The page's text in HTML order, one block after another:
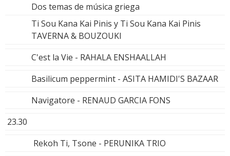
Dos temas de música griega
Ti Sou Kana Kai Pinis y Ti Sou Kana Kai Pinis
TAVERNA & BOUZOUKI
C'est la Vie - RAHALA ENSHAALLAH
Basilicum peppermint - ASITA HAMIDI'S BAZAAR
Navigatore - RENAUD GARCIA FONS
23.30
Rekoh Ti, Tsone - PERUNIKA TRIO